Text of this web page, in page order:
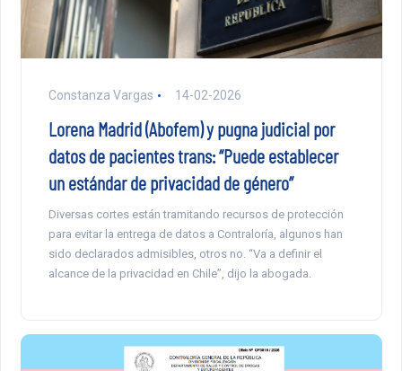
Constanza Vargas 14-02-2026
Lorena Madrid (Abofem) y pugna judicial por
datos de pacientes trans: “Puede establecer
un estándar de privacidad de género”
Diversas cortes están tramitando recursos de protección
para evitar la entrega de datos a Contraloría, algunos han
sido declarados admisibles, otros no. “Va a definir el
alcance de la privacidad en Chile”, dijo la abogada.